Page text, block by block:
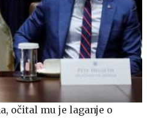
očital mu je laganje o